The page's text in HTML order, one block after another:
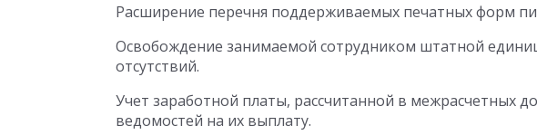
Расширение перечня поддерживаемых печатных форм
Освобождение занимаемой сотрудником штатной
отсутствий.
Учет заработной платы, рассчитанной в межрасчетных
ведомостей на их выплату.